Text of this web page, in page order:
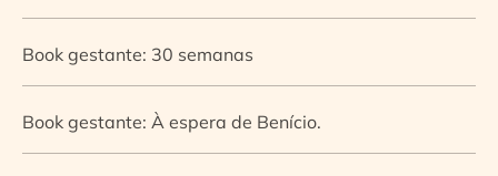
Book gestante: 30 semanas
Book gestante: À espera de Benício.